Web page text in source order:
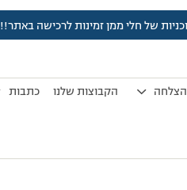
של חלי ממן זמינות לרכישה באתר!!
הצלחה הקבוצות שלנו כתבות